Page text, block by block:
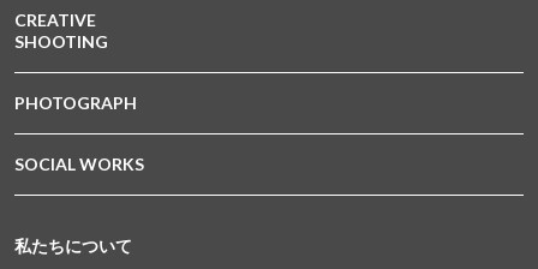
CREATIVE
SHOOTING
PHOTOGRAPH
SOCIAL WORKS
私たちについて